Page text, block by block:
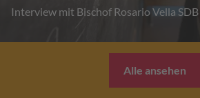
Interview mit Bischof Rosario Vella SDB
Alle ansehen